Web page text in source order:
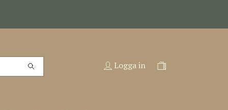
Logga in